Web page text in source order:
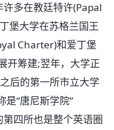
多在教廷特许(Papal
堡大学在苏格兰国王
Charter)和爱丁堡
开筹建;翌年，大学正
后的第一所市立大学
“唐尼斯学院”
四所也是整个英语圈